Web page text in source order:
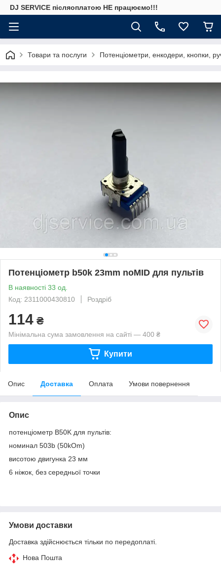
DJ SERVICE пiсляоплатою НЕ працюємо!!!
Товари та послуги Потенціометри, енкодери, кнопки,
Потенціометр b50k 23mm noMID для пультів
В наявності 33 од.
Код: 2311000430810
Роздріб
114 ₴
Мінімальна сума замовлення на сайті — 400 ₴
Купити
Опис Доставка Оплата Умови повернення
Опис
потенціометр B50K для пультів:
номинал 503b (50kOm)
висотою двигунка 23 мм
6 ніжок, без середньої точки
Умови доставки
Доставка здійснюється тільки по передоплаті.
Нова Пошта